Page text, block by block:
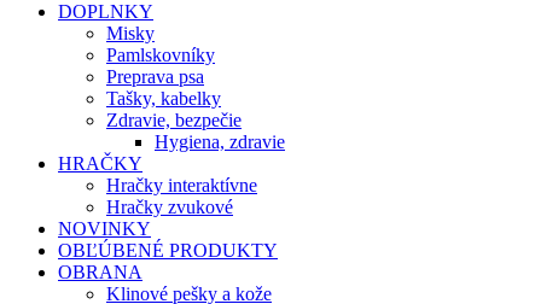
DOPLNKY
Misky
Pamlskovníky
Preprava psa
Tašky, kabelky
Zdravie, bezpečie
Hygiena, zdravie
HRAČKY
Hračky interaktívne
Hračky zvukové
NOVINKY
OBĽÚBENÉ PRODUKTY
OBRANA
Klinové pešky a kože